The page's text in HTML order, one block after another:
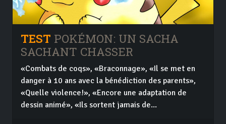
TEST POKÉMON: UN SACHA
SACHANT CHASSER
«Combats de coqs», «Braconnage», «Il se met en
danger à 10 ans avec la bénédiction des parents»,
«Quelle violence!», «Encore une adaptation de
dessin animé», «Ils sortent jamais de...